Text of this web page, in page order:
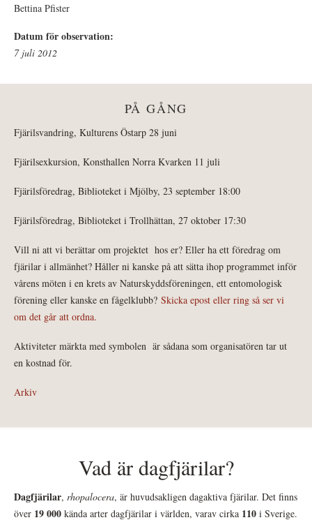
Bettina Pfister
Datum för observation:
7 juli 2012
PÅ GÅNG
Fjärilsvandring, Kulturens Östarp 28 juni
Fjärilsexkursion, Konsthallen Norra Kvarken 11 juli
Fjärilsföredrag, Biblioteket i Mjölby, 23 september 18:00
Fjärilsföredrag, Biblioteket i Trollhättan, 27 oktober 17:30
Vill ni att vi berättar om projektet hos er? Eller ha ett föredrag om
fjärilar i allmänhet? Håller ni kanske på att sätta ihop programmet inför
vårens möten i en krets av Naturskyddsföreningen, ett entomologisk
förening eller kanske en fågelklubb? Skicka epost eller ring så ser vi
om det går att ordna.
Aktiviteter märkta med symbolen är sådana som organisatören tar ut
en kostnad för.
Arkiv
Vad är dagfjärilar?
Dagfjärilar, rhopalocera, är huvudsakligen dagaktiva fjärilar. Det finns
över 19 000 kända arter dagfjärilar i världen, varav cirka 110 i Sverige.